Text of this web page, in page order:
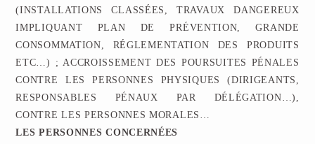
(INSTALLATIONS CLASSÉES, TRAVAUX DANGEREUX
IMPLIQUANT PLAN DE PRÉVENTION, GRANDE
CONSOMMATION, RÉGLEMENTATION DES PRODUITS
ETC…) ; ACCROISSEMENT DES POURSUITES PÉNALES
CONTRE LES PERSONNES PHYSIQUES (DIRIGEANTS,
RESPONSABLES PÉNAUX PAR DÉLÉGATION…),
CONTRE LES PERSONNES MORALES…
LES PERSONNES CONCERNÉES